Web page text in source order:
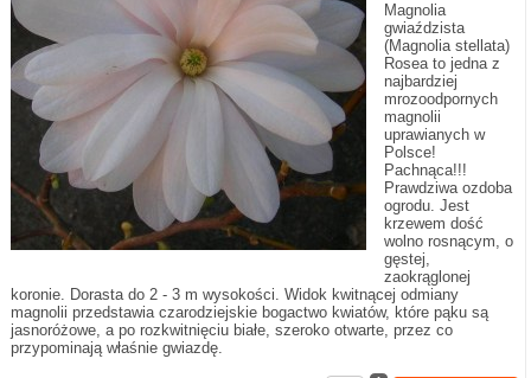
Magnolia
gwiaździsta
(Magnolia stellata)
Rosea to jedna z
najbardziej
mrozoodpornych
magnolii
uprawianych w
Polsce!
Pachnąca!!!
Prawdziwa ozdoba
ogrodu. Jest
krzewem dość
wolno rosnącym, o
gęstej,
zaokrąglonej
koronie. Dorasta do 2 - 3 m wysokości. Widok kwitnącej odmiany
magnolii przedstawia czarodziejskie bogactwo kwiatów, które pąku są
jasnoróżowe, a po rozkwitnięciu białe, szeroko otwarte, przez co
przypominają właśnie gwiazdę.